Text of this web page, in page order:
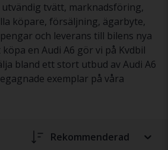
tvätt, marknadsföring,
köpare, försäljning, ägarbyte,
och leverans till bilens nya
en Audi A6 gör vi på Kvdbil
bland ett stort utbud av Audi A6
exemplar på våra
Rekommenderad